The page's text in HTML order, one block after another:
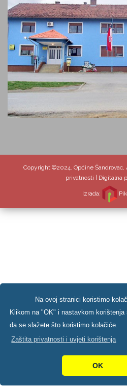
Na ovoj stranici koristimo
Klikom na "OK" i nastavkom korištenja
da se slažete što koristimo kolačiće.
Zaštita privatnosti i uvjeti korištenja
OK
Copyright ©2024. Općine Šandrovac,
privatnosti | Digitalna
Izrada: